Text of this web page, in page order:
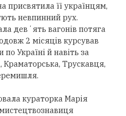
присвятила її українцям,
невпинний рух.
девʼять вагонів потяга
2 місяців курсував
Україні й навіть за
Краматорська, Трускавця,
кураторка Марія